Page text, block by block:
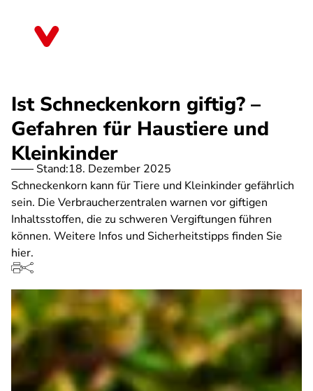
Ist Schneckenkorn giftig? –
Gefahren für Haustiere und
Kleinkinder
Stand:18. Dezember 2025
Schneckenkorn kann für Tiere und Kleinkinder gefährlich
sein. Die Verbraucherzentralen warnen vor giftigen
Inhaltsstoffen, die zu schweren Vergiftungen führen
können. Weitere Infos und Sicherheitstipps finden Sie
hier.